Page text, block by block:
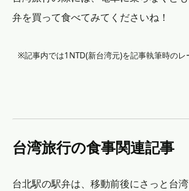
弁を買って食べてみてくださいね！
※記事内では1NTD(新台湾元)を記事執筆時のレ
台湾旅行の食事関連記事
台北駅の駅弁は、移動前後にさっと台